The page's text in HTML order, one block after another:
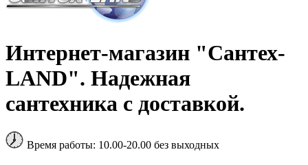
Интернет-магазин "Сантех-
LAND". Надежная
сантехника с доставкой.
Время работы: 10.00-20.00 без выходных